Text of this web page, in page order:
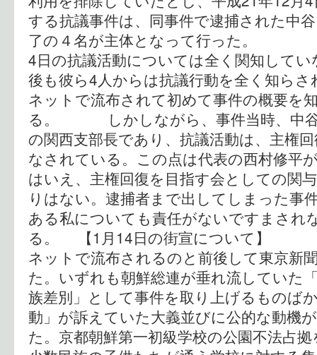
する抗議事件は、同事件で逮捕された中
了の４名が主体となって行った。
4日の抗議活動については全く関知して
後も彼ら4人からは抗議行動を全く知ら
ネットで流布されて初めて事件の概要を
る。 しかしながら、事件当時、中谷
の関西支部長であり、抗議活動は、主権
なされている。この点は代表の西村修平
はいえ、主権回復を目指す会としての関
りはない。逮捕者まで出してしまった事
ある私についても責任がないですまされ
る。 【1月14日の街宣について】
ネットで流布されるのと前後して東京新
た。いずれも朝鮮総連が垂れ流していた
族差別」として事件を取り上げるものば
動」が訴えていた大義並びに公的な動機
た。京都朝鮮第一初級学校の公園不法占